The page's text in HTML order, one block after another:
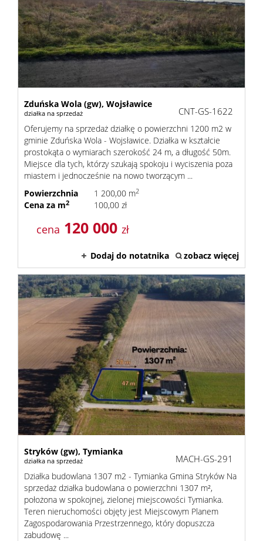
i
Praca
Zduńska Wola (gw), Wojsławice
działka na sprzedaż CNT-GS-1622
Oferujemy na sprzedaż działkę o powierzchni 1200 m2 w
gminie Zduńska Wola - Wojsławice. Działka w kształcie
prostokąta o wymiarach szerokość 24 m, a długość 50m.
Miejsce dla tych, którzy szukają spokoju i wyciszenia poza
miastem i jednocześnie na nowo tworzącym ...
Powierzchnia
1 200,00 m2
Cena za m2 100,00 zł
cena 120 000 zł
Dodaj do notatnika zobacz więcej
Stryków (gw), Tymianka
działka na sprzedaż MACH-GS-291
Działka budowlana 1307 m2 - Tymianka Gmina Stryków Na
sprzedaż działka budowlana o powierzchni 1307 m²,
położona w spokojnej, zielonej miejscowości Tymianka.
Teren nieruchomości objęty jest Miejscowym Planem
Zagospodarowania Przestrzennego, który dopuszcza
zabudowę ...